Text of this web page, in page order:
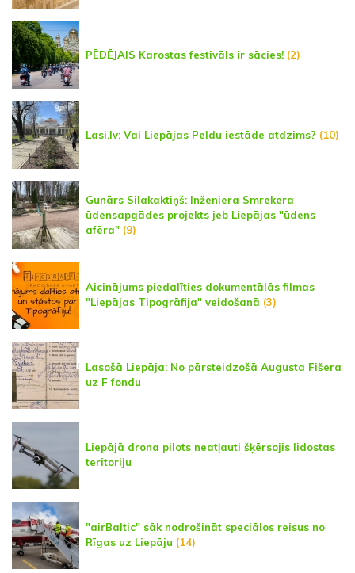
PĒDĒJAIS Karostas festivāls ir sācies! (2)
Lasi.lv: Vai Liepājas Peldu iestāde atdzims? (10)
Gunārs Silakaktiņš: Inženiera Smrekera
ūdensapgādes projekts jeb Liepājas "ūdens
afēra" (9)
Aicinājums piedalīties dokumentālās filmas
"Liepājas Tipogrāfija" veidošanā (3)
Lasošā Liepāja: No pārsteidzošā Augusta Fišera
uz F fondu
Liepājā drona pilots neatļauti šķērsojis lidostas
teritoriju
"airBaltic" sāk nodrošināt speciālos reisus no
Rīgas uz Liepāju (14)